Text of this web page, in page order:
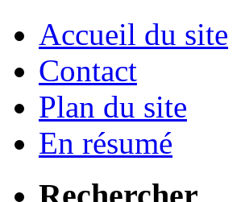
Accueil du site
Contact
Plan du site
En résumé